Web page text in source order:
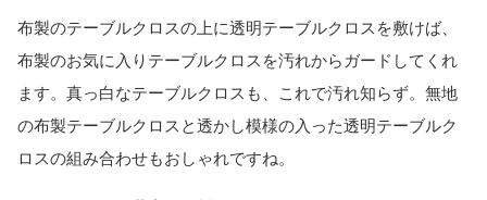
布製のテーブルクロスの上に透明テーブルクロスを敷けば、
布製のお気に入りテーブルクロスを汚れからガードしてくれ
ます。真っ白なテーブルクロスも、これで汚れ知らず。無地
の布製テーブルクロスと透かし模様の入った透明テーブルク
ロスの組み合わせもおしゃれですね。